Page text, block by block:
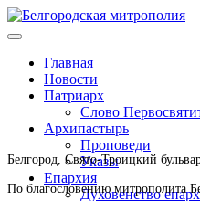
Главная
Новости
Патриарх
Слово
Архипастырь
Проповеди
Указы
Епархия
Духовенство
Белгород, Свято-Троицкий
По благословению митрополита